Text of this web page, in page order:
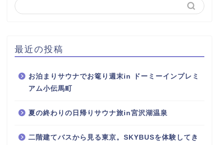
最近の投稿
お泊まりサウナでお篭り週末in ドーミーインプレミ
アム小伝馬町
夏の終わりの日帰りサウナ旅in宮沢湖温泉
二階建てバスから見る東京。SKYBUSを体験してき